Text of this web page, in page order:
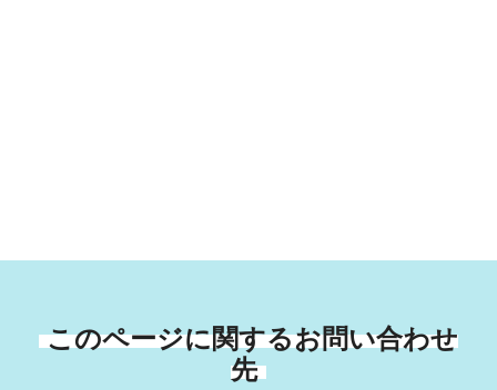
このページに関するお問い合わせ
先